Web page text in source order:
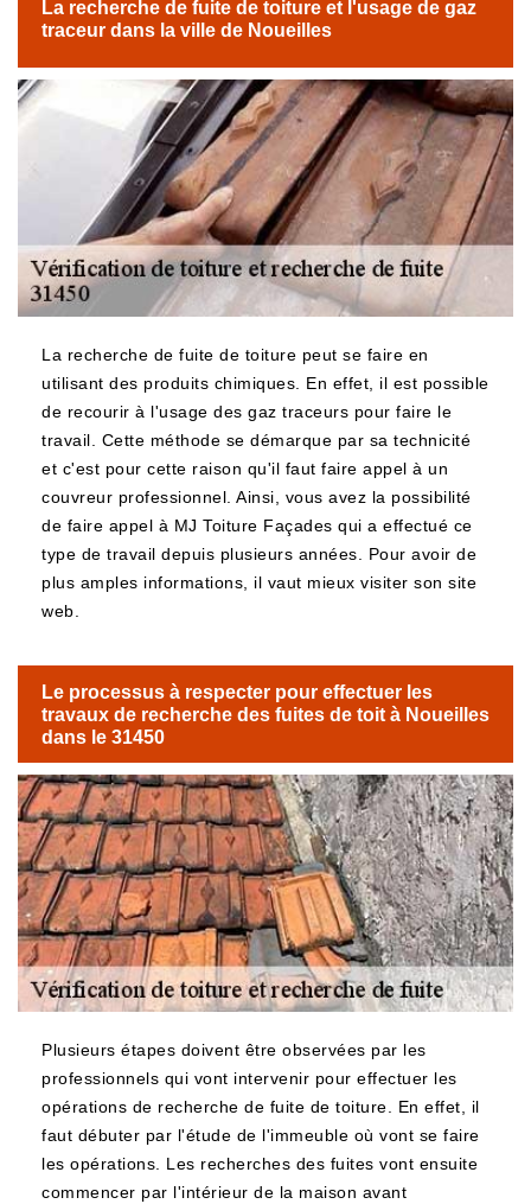
La recherche de fuite de toiture et l'usage de gaz
traceur dans la ville de Noueilles
La recherche de fuite de toiture peut se faire en
utilisant des produits chimiques. En effet, il est possible
de recourir à l'usage des gaz traceurs pour faire le
travail. Cette méthode se démarque par sa technicité
et c'est pour cette raison qu'il faut faire appel à un
couvreur professionnel. Ainsi, vous avez la possibilité
de faire appel à MJ Toiture Façades qui a effectué ce
type de travail depuis plusieurs années. Pour avoir de
plus amples informations, il vaut mieux visiter son site
web.
Le processus à respecter pour effectuer les
travaux de recherche des fuites de toit à Noueilles
dans le 31450
Plusieurs étapes doivent être observées par les
professionnels qui vont intervenir pour effectuer les
opérations de recherche de fuite de toiture. En effet, il
faut débuter par l'étude de l'immeuble où vont se faire
les opérations. Les recherches des fuites vont ensuite
commencer par l'intérieur de la maison avant